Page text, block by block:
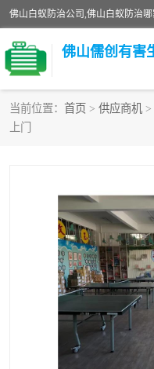
当前位置： 首页 > 供应商机 >
上门
白蚁消杀
除四害
校园消杀
害虫防治